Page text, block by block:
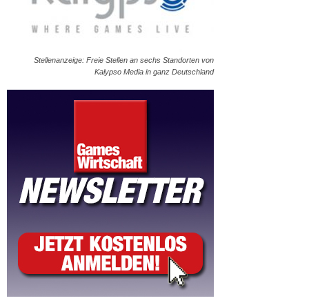
Stellenanzeige: Freie Stellen an sechs Standorten von
Kalypso Media in ganz Deutschland